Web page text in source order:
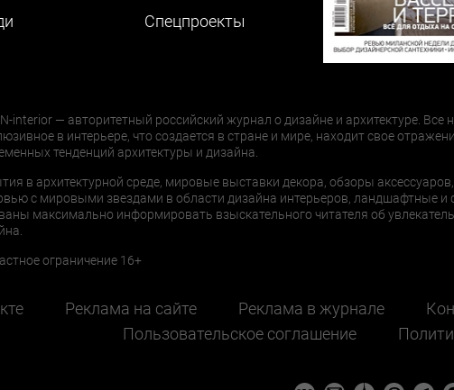
Cпецпроекты
interior — авторитетный российский журнал о дизайне и архитектуре. Все
в интерьере, что создается в стране и мире, находит свое
тенденций архитектуры и дизайна.
в архитектурной среде, мировые выставки декора, обзоры
с мировыми звездами в области дизайна интерьеров, ландшафтные
максимально информировать взыскательного читателя об
ограничение 16+
Реклама на сайте Реклама в журнале
Пользовательское соглашение